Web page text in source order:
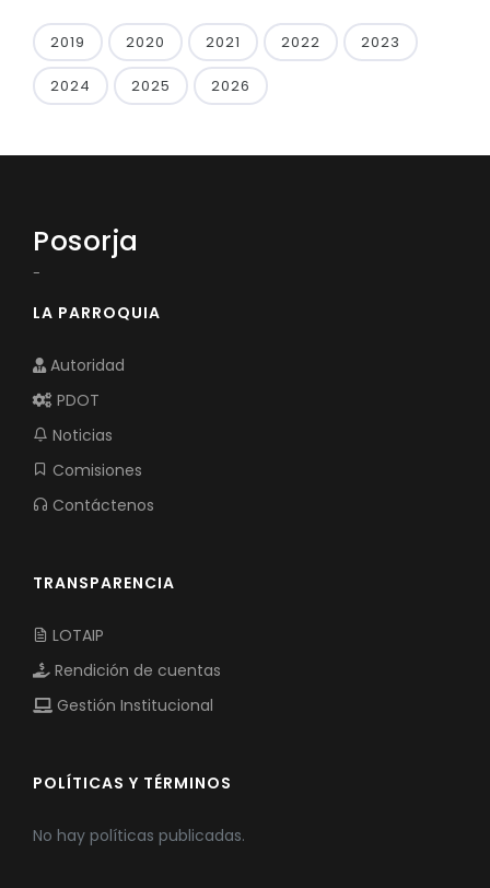
2019 2020 2021 2022 2023
2024 2025 2026
Posorja
-
LA PARROQUIA
Autoridad
PDOT
Noticias
Comisiones
Contáctenos
TRANSPARENCIA
LOTAIP
Rendición de cuentas
Gestión Institucional
POLÍTICAS Y TÉRMINOS
No hay políticas publicadas.